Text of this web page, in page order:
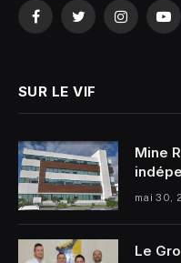
FacebookTwitterInstagram
SUR LE VIF
Mine
mai 30,
Le